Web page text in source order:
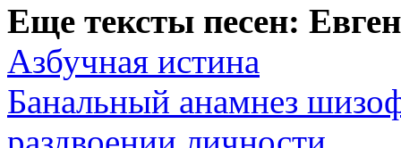
Еще тексты песен:
Азбучная истина
Банальный анамнез